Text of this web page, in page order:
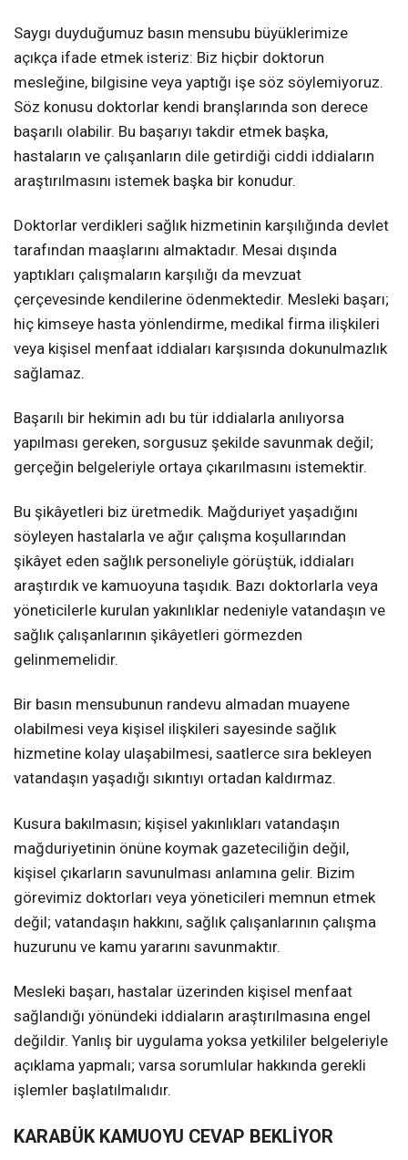
Saygı duyduğumuz basın mensubu büyüklerimize
açıkça ifade etmek isteriz: Biz hiçbir doktorun
mesleğine, bilgisine veya yaptığı işe söz söylemiyoruz.
Söz konusu doktorlar kendi branşlarında son derece
başarılı olabilir. Bu başarıyı takdir etmek başka,
hastaların ve çalışanların dile getirdiği ciddi iddiaların
araştırılmasını istemek başka bir konudur.
Doktorlar verdikleri sağlık hizmetinin karşılığında devlet
tarafından maaşlarını almaktadır. Mesai dışında
yaptıkları çalışmaların karşılığı da mevzuat
çerçevesinde kendilerine ödenmektedir. Mesleki başarı;
hiç kimseye hasta yönlendirme, medikal firma ilişkileri
veya kişisel menfaat iddiaları karşısında dokunulmazlık
sağlamaz.
Başarılı bir hekimin adı bu tür iddialarla anılıyorsa
yapılması gereken, sorgusuz şekilde savunmak değil;
gerçeğin belgeleriyle ortaya çıkarılmasını istemektir.
Bu şikâyetleri biz üretmedik. Mağduriyet yaşadığını
söyleyen hastalarla ve ağır çalışma koşullarından
şikâyet eden sağlık personeliyle görüştük, iddiaları
araştırdık ve kamuoyuna taşıdık. Bazı doktorlarla veya
yöneticilerle kurulan yakınlıklar nedeniyle vatandaşın ve
sağlık çalışanlarının şikâyetleri görmezden
gelinmemelidir.
Bir basın mensubunun randevu almadan muayene
olabilmesi veya kişisel ilişkileri sayesinde sağlık
hizmetine kolay ulaşabilmesi, saatlerce sıra bekleyen
vatandaşın yaşadığı sıkıntıyı ortadan kaldırmaz.
Kusura bakılmasın; kişisel yakınlıkları vatandaşın
mağduriyetinin önüne koymak gazeteciliğin değil,
kişisel çıkarların savunulması anlamına gelir. Bizim
görevimiz doktorları veya yöneticileri memnun etmek
değil; vatandaşın hakkını, sağlık çalışanlarının çalışma
huzurunu ve kamu yararını savunmaktır.
Mesleki başarı, hastalar üzerinden kişisel menfaat
sağlandığı yönündeki iddiaların araştırılmasına engel
değildir. Yanlış bir uygulama yoksa yetkililer belgeleriyle
açıklama yapmalı; varsa sorumlular hakkında gerekli
işlemler başlatılmalıdır.
KARABÜK KAMUOYU CEVAP BEKLİYOR